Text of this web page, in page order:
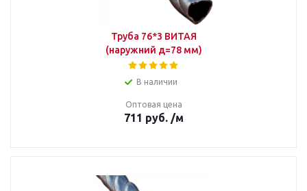
Труба 76*3 ВИТАЯ
(наружний д=78 мм)
В наличии
Оптовая цена
711 руб. /м